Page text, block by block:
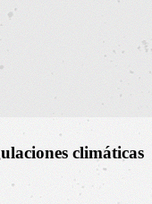
climáticas